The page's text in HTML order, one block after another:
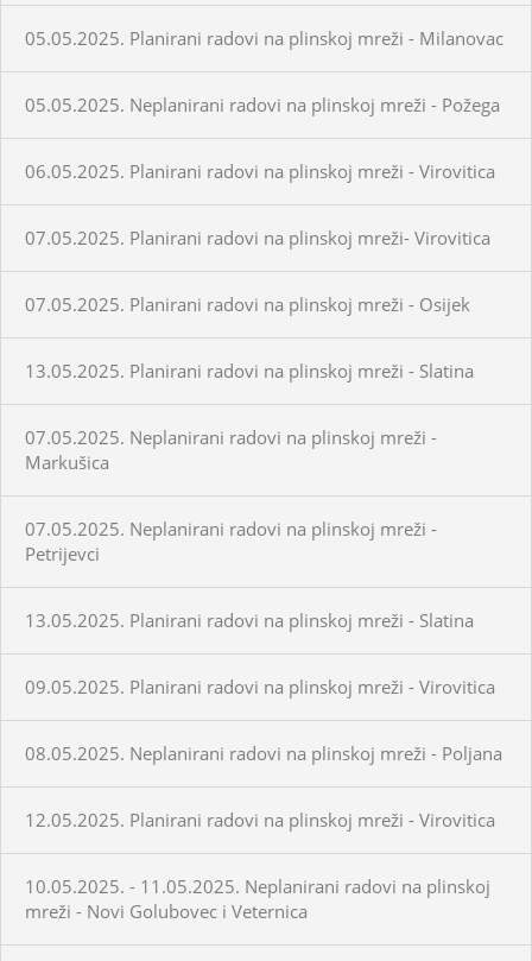
05.05.2025. Planirani radovi na plinskoj mreži - Milanovac
05.05.2025. Neplanirani radovi na plinskoj mreži - Požega
06.05.2025. Planirani radovi na plinskoj mreži - Virovitica
07.05.2025. Planirani radovi na plinskoj mreži- Virovitica
07.05.2025. Planirani radovi na plinskoj mreži - Osijek
13.05.2025. Planirani radovi na plinskoj mreži - Slatina
07.05.2025. Neplanirani radovi na plinskoj mreži -
Markušica
07.05.2025. Neplanirani radovi na plinskoj mreži -
Petrijevci
13.05.2025. Planirani radovi na plinskoj mreži - Slatina
09.05.2025. Planirani radovi na plinskoj mreži - Virovitica
08.05.2025. Neplanirani radovi na plinskoj mreži - Poljana
12.05.2025. Planirani radovi na plinskoj mreži - Virovitica
10.05.2025. - 11.05.2025. Neplanirani radovi na plinskoj
mreži - Novi Golubovec i Veternica